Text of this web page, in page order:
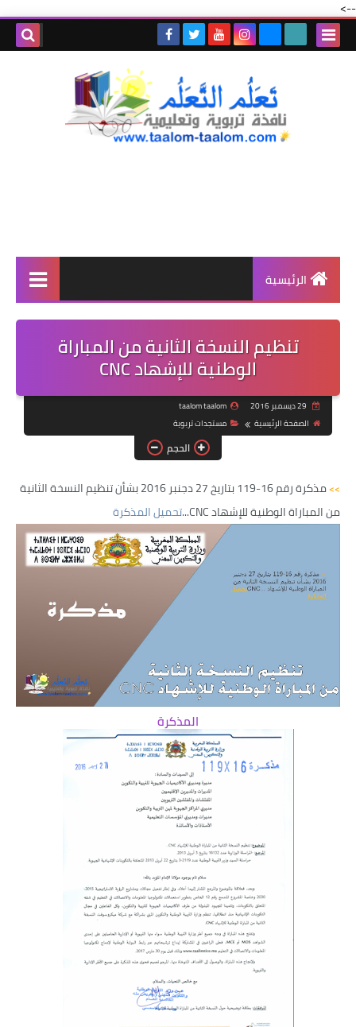
-->
الرئيسية
تنظيم النسخة الثانية من المباراة
الوطنية للإشهاد CNC
taalom taalom
الصفحة الرئيسية
مستجدات تربوية
الحجم
>>
مذكرة رقم 16-119 بتاريخ 27 دجنبر 2016 بشأن تنظيم النسخة الثانية
من المباراة الوطنية للإشهاد CNC...
تحميل المذكرة
المذكرة